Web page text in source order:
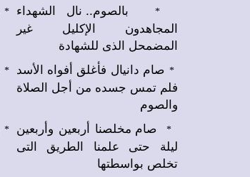
* *
بالصوم.. نال الشهداء
المجاهدون الإكليل غير
المضمحل الذى للشهادة
* * صام دانيال فأغلق أفواه الأسد
فلم تمس جسده من أجل الصلاة
والصوم
* *
صام مخلصنا أربعين وأربعين
ليلة حتى علمنا الطريق التى
تخلص بواسطتها